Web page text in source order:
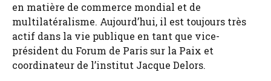
en matière de commerce mondial et de
multilatéralisme. Aujourd’hui, il est toujours très
actif dans la vie publique en tant que vice-
président du Forum de Paris sur la Paix et
coordinateur de l’institut Jacque Delors.